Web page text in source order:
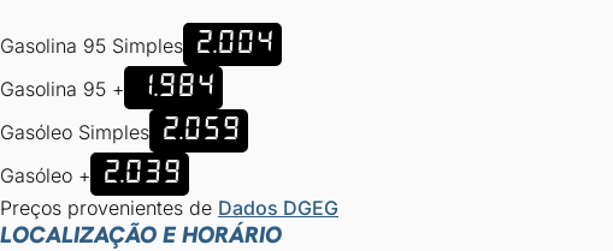
Gasolina 95 Simples 2.004
Gasolina 95 + 1.984
Gasóleo Simples 2.059
Gasóleo + 2.039
Preços provenientes de Dados DGEG
LOCALIZAÇÃO E HORÁRIO